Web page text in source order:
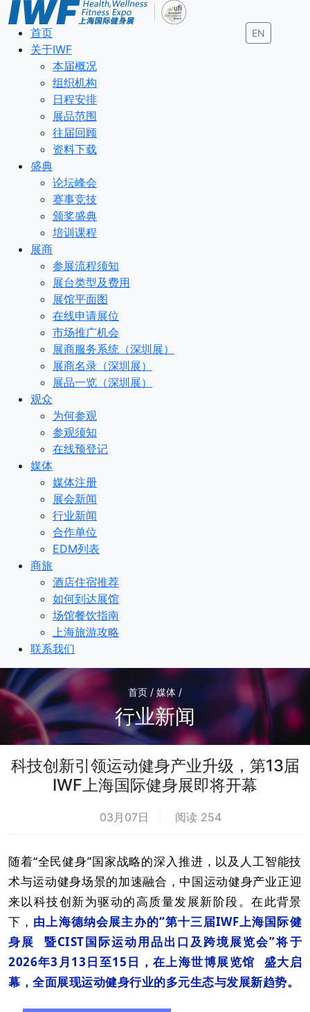
EN
首页
关于IWF
本届概况
组织机构
日程安排
展品范围
往届回顾
资料下载
盛典
论坛峰会
赛事竞技
颁奖盛典
培训课程
展商
参展流程须知
展台类型及费用
展馆平面图
在线申请展位
市场推广机会
展商服务系统（深圳展）
展商名录（深圳展）
展品一览（深圳展）
观众
为何参观
参观须知
在线预登记
媒体
媒体注册
展会新闻
行业新闻
合作单位
EDM列表
商旅
酒店住宿推荐
如何到达展馆
场馆餐饮指南
上海旅游攻略
联系我们
首页 / 媒体 /
行业新闻
科技创新引领运动健身产业升级，第13届
IWF上海国际健身展即将开幕
03月07日 阅读 254
随着“全民健身”国家战略的深入推进，以及人工智能技
术与运动健身场景的加速融合，中国运动健身产业正迎
来以科技创新为驱动的高质量发展新阶段。在此背景
下， 由上海德纳会展主办的“第十三届IWF上海国际健
身展
暨CIST国际运动用品出口及跨境展览会”将于
2026年3月13日至15日，在上海世博展览馆
盛大启
幕，全面展现运动健身行业的多元生态与发展新趋势。